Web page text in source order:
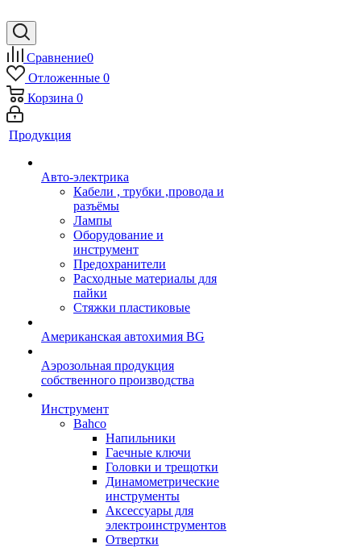
Сравнение0
Отложенные 0
Корзина 0
Продукция
Авто-электрика
Кабели , трубки ,провода и
разъёмы
Лампы
Оборудование и
инструмент
Предохранители
Расходные материалы для
пайки
Стяжки пластиковые
Американская автохимия BG
Аэрозольная продукция
собственного производства
Инструмент
Bahco
Напильники
Гаечные ключи
Головки и трещотки
Динамометрические
инструменты
Аксессуары для
электроинструментов
Отвертки